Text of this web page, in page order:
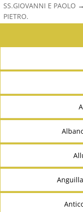
SS.GIOVANNI E PAOLO →
PIETRO.